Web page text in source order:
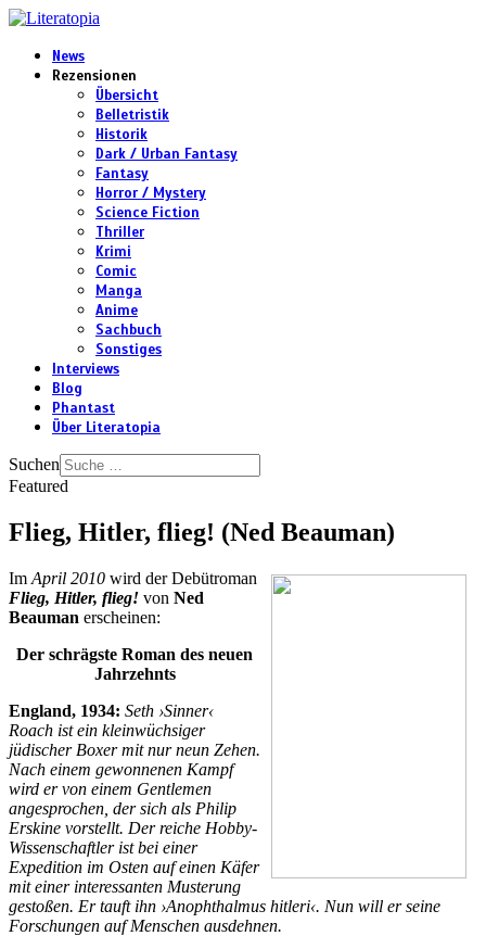
News
Rezensionen
Übersicht
Belletristik
Historik
Dark / Urban Fantasy
Fantasy
Horror / Mystery
Science Fiction
Thriller
Krimi
Comic
Manga
Anime
Sachbuch
Sonstiges
Interviews
Blog
Phantast
Über Literatopia
Suchen
Featured
Flieg, Hitler, flieg! (Ned Beauman)
Im April 2010 wird der Debütroman
Flieg, Hitler, flieg! von Ned
Beauman erscheinen:
Der schrägste Roman des neuen
Jahrzehnts
England, 1934: Seth ›Sinner‹
Roach ist ein kleinwüchsiger
jüdischer Boxer mit nur neun Zehen.
Nach einem gewonnenen Kampf
wird er von einem Gentlemen
angesprochen, der sich als Philip
Erskine vorstellt. Der reiche Hobby-
Wissenschaftler ist bei einer
Expedition im Osten auf einen Käfer
mit einer interessanten Musterung
gestoßen. Er tauft ihn ›Anophthalmus hitleri‹. Nun will er seine
Forschungen auf Menschen ausdehnen.